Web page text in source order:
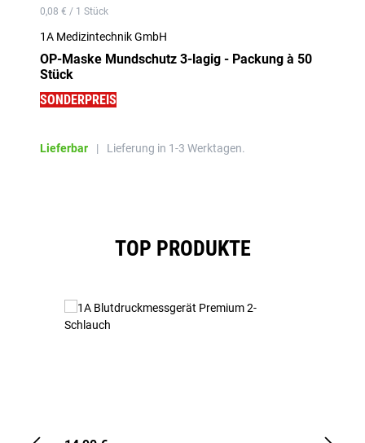
0,08 € / 1 Stück
1A Medizintechnik GmbH
OP-Maske Mundschutz 3-lagig - Packung à 50
Stück
SONDERPREIS
Lieferbar | Lieferung in 1-3 Werktagen.
TOP PRODUKTE